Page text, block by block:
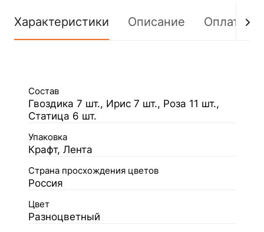
Характеристики Описание Оплата
Состав
Гвоздика 7 шт., Ирис 7 шт., Роза 11 шт.,
Статица 6 шт.
Упаковка
Крафт, Лента
Страна просхождения цветов
Россия
Цвет
Разноцветный